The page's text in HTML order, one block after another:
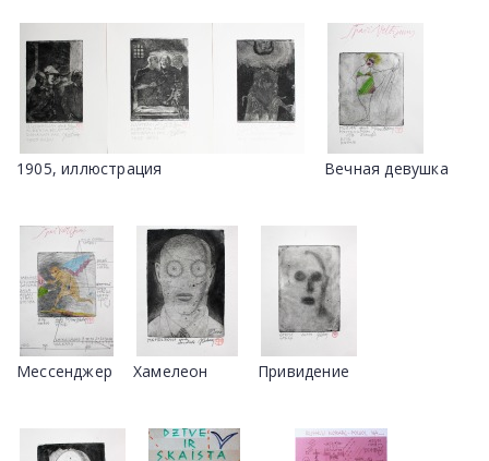
1905, иллюстрация Вечная девушка
Мессенджер Хамелеон Привидение